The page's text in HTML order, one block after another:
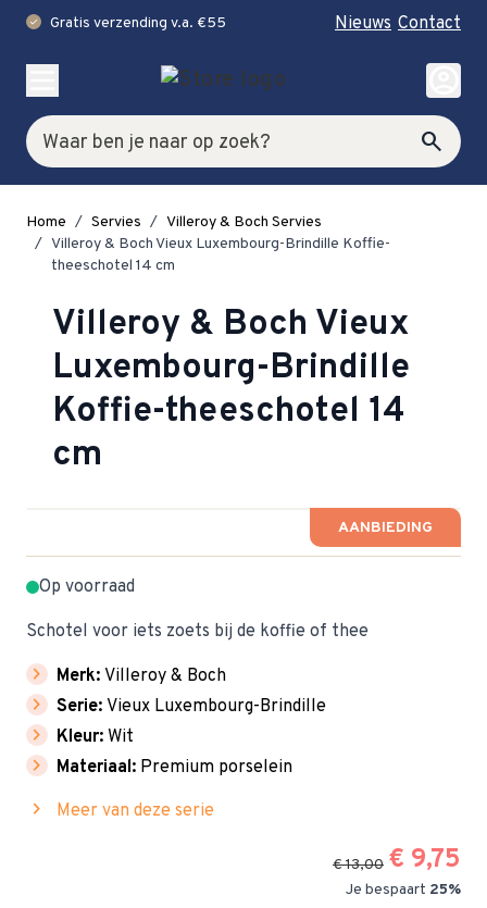
check Gratis verzending v.a. €55 Nieuws Contact
Zoek search
account_circle
Home / Servies / Villeroy & Boch Servies
/ Villeroy & Boch Vieux Luxembourg-Brindille Koffie-
theeschotel 14 cm
Villeroy & Boch Vieux
Luxembourg-Brindille
Koffie-theeschotel 14
cm
AANBIEDING
Op voorraad
Schotel voor iets zoets bij de koffie of thee
chevron_right Merk: Villeroy & Boch
chevron_right Serie: Vieux Luxembourg-Brindille
chevron_right Kleur: Wit
chevron_right Materiaal: Premium porselein
chevron_right Meer van deze serie
€ 13,00 € 9,75
Je bespaart 25%